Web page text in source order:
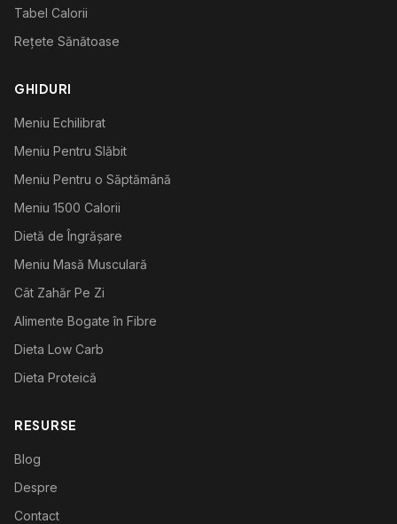
Tabel Calorii
Rețete Sănătoase
GHIDURI
Meniu Echilibrat
Meniu Pentru Slăbit
Meniu Pentru o Săptămână
Meniu 1500 Calorii
Dietă de Îngrășare
Meniu Masă Musculară
Cât Zahăr Pe Zi
Alimente Bogate în Fibre
Dieta Low Carb
Dieta Proteică
RESURSE
Blog
Despre
Contact